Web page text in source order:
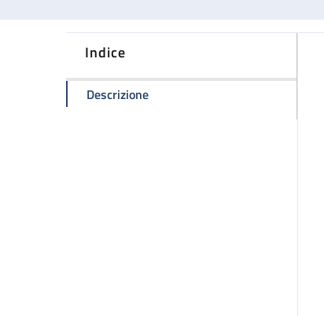
Indice
Descrizionedella pagina Utilizzo dei